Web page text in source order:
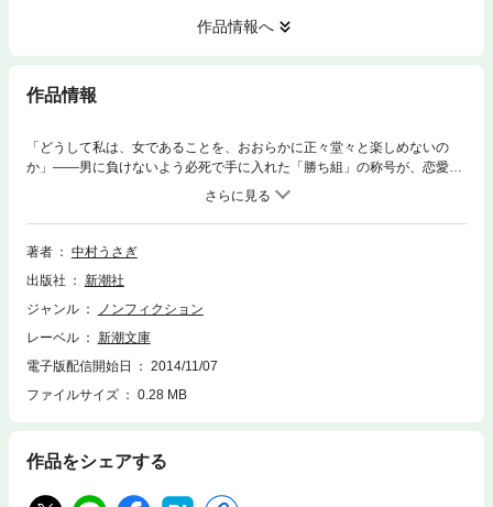
作品情報へ
作品情報
「どうして私は、女であることを、おおらかに正々堂々と楽しめないの
か」——男に負けないよう必死で手に入れた「勝ち組」の称号が、恋愛マ
ーケットでは惨めな「負け組」と見なされる。愛されたい、だけど見返し
てやりたい……相反した女の欲情を抱いた作家が叩いた扉は、新宿歌舞伎
町・熟女ヘルス。過激な〈実体験主義〉に潜む、普遍的な「女」の苦しみ
に肉体ごと挑んだ、戦いと絶望の全記録！
著者
中村うさぎ
出版社
新潮社
ジャンル
ノンフィクション
レーベル
新潮文庫
電子版配信開始日
2014/11/07
ファイルサイズ
0.28 MB
作品をシェアする